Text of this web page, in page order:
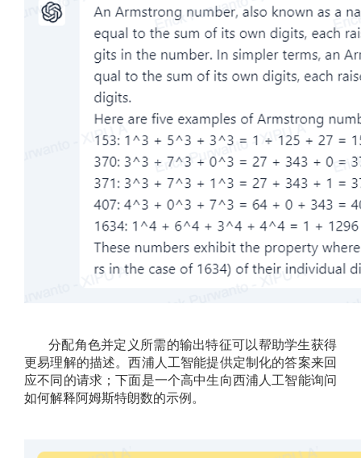
分配角色并定义所需的输出特征可以帮助学生获得
更易理解的描述。西浦人工智能提供定制化的答案来回
应不同的请求；下面是一个高中生向西浦人工智能询问
如何解释阿姆斯特朗数的示例。